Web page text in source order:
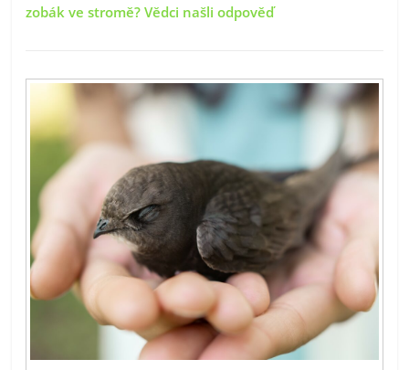
zobák ve stromě? Vědci našli odpověď